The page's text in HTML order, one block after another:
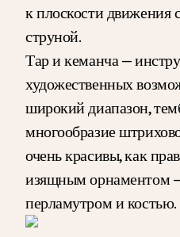
к плоскости
струной.
Тар и кеманча —
художественных
широкий диапазон,
многообразие
очень красивы, как
изящным орнаментом
перламутром и костью.